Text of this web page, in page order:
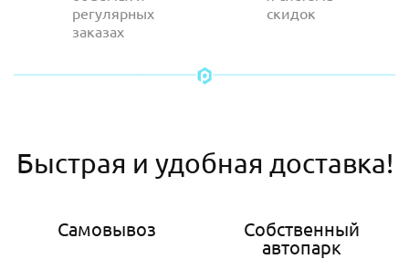
регулярных
заказах
скидок
Быстрая и удобная доставка!
Самовывоз
Собственный
автопарк